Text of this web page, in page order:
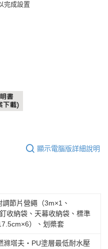
完成設置
顯示電腦版詳細說明
節片營繩（3m×1、
收納袋、天幕收納袋、標準
）、划槳套
滌塔夫・PU塗層最低耐水壓